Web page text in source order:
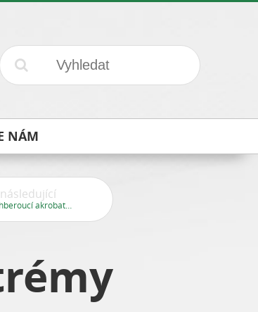
NÁM
následující